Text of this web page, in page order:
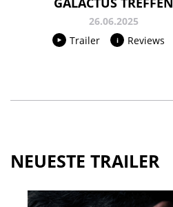
26.06.2025
Trailer
Reviews
NEUESTE TRAILER